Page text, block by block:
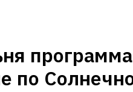
программа
по